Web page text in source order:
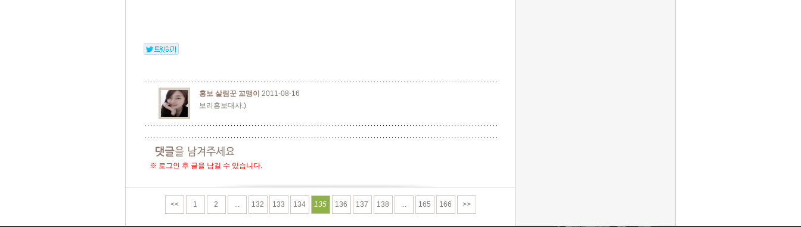
홍보 살림꾼 꼬맹이 2011-08-16
보리홍보대사:)
※ 로그인 후 글을 남길 수 있습니다.
<< 1 2 ... 132 133 134 135 136 137 138 ... 165 166 >>